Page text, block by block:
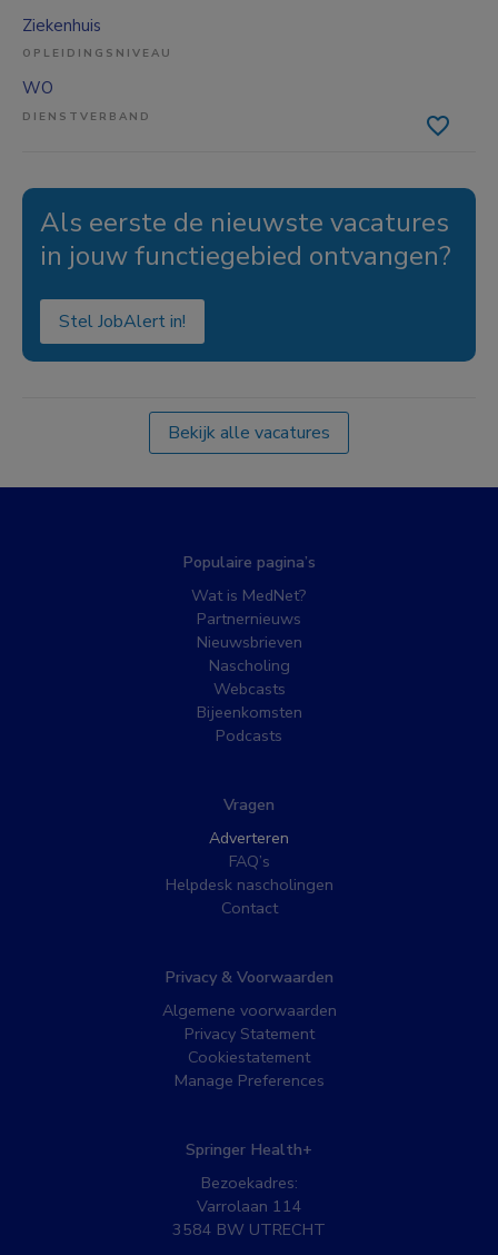
Ziekenhuis
OPLEIDINGSNIVEAU
WO
DIENSTVERBAND
Als eerste de nieuwste vacatures
in jouw functiegebied ontvangen?
Stel JobAlert in!
Bekijk alle vacatures
Populaire pagina’s
Wat is MedNet?
Partnernieuws
Nieuwsbrieven
Nascholing
Webcasts
Bijeenkomsten
Podcasts
Vragen
Adverteren
FAQ’s
Helpdesk nascholingen
Contact
Privacy & Voorwaarden
Algemene voorwaarden
Privacy Statement
Cookiestatement
Manage Preferences
Springer Health+
Bezoekadres:
Varrolaan 114
3584 BW UTRECHT